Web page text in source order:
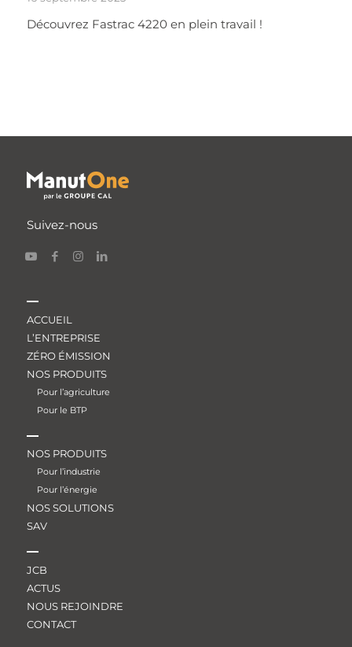
Découvrez Fastrac 4220 en plein travail !
Suivez-nous
ACCUEIL
L’ENTREPRISE
ZÉRO ÉMISSION
NOS PRODUITS
Pour l’agriculture
Pour le BTP
NOS PRODUITS
Pour l’industrie
Pour l’énergie
NOS SOLUTIONS
SAV
JCB
ACTUS
NOUS REJOINDRE
CONTACT